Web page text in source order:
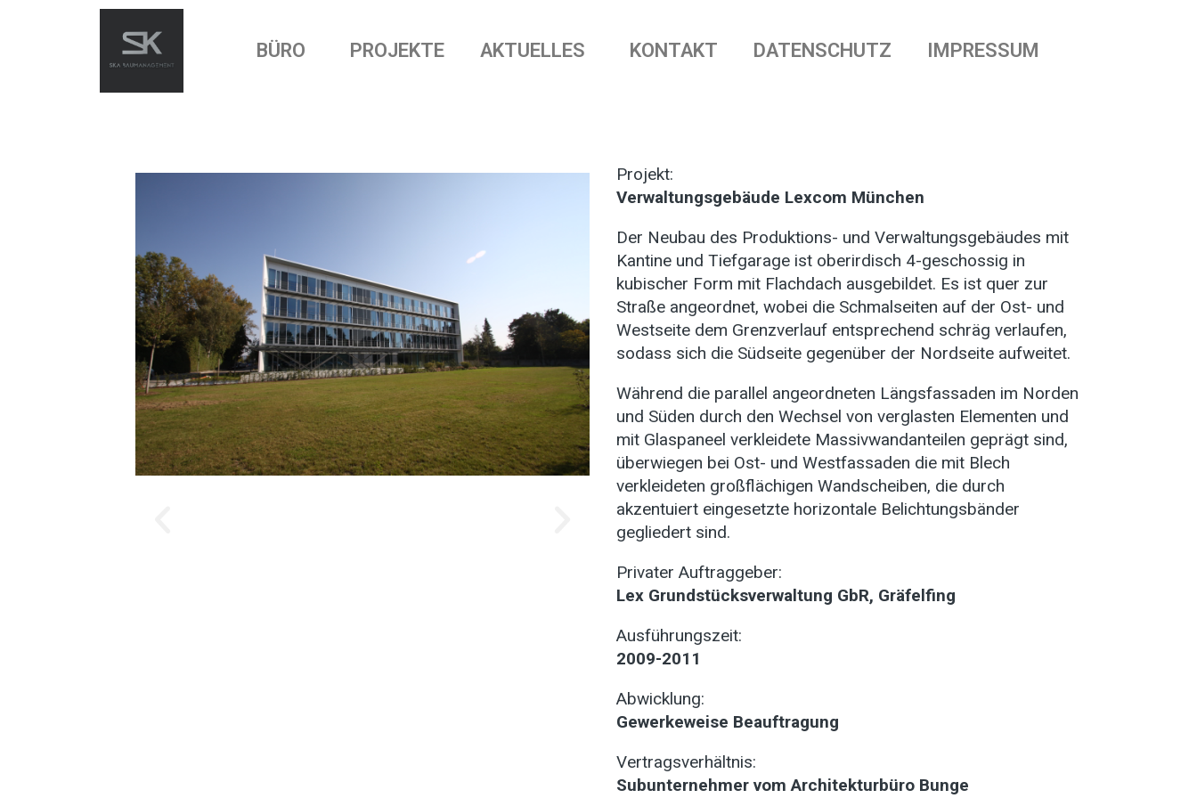
BÜRO PROJEKTE AKTUELLES KONTAKT DATENSCHUTZ IMPRESSUM
Projekt:
Verwaltungsgebäude Lexcom München
Der Neubau des Produktions- und Verwaltungsgebäudes mit
Kantine und Tiefgarage ist oberirdisch 4-geschossig in
kubischer Form mit Flachdach ausgebildet. Es ist quer zur
Straße angeordnet, wobei die Schmalseiten auf der Ost- und
Westseite dem Grenzverlauf entsprechend schräg verlaufen,
sodass sich die Südseite gegenüber der Nordseite aufweitet.
Während die parallel angeordneten Längsfassaden im Norden
und Süden durch den Wechsel von verglasten Elementen und
mit Glaspaneel verkleidete Massivwandanteilen geprägt sind,
überwiegen bei Ost- und Westfassaden die mit Blech
verkleideten großflächigen Wandscheiben, die durch
akzentuiert eingesetzte horizontale Belichtungsbänder
gegliedert sind.
Privater Auftraggeber:
Lex Grundstücksverwaltung GbR, Gräfelfing
Ausführungszeit:
2009-2011
Abwicklung:
Gewerkeweise Beauftragung
Vertragsverhältnis:
Subunternehmer vom Architekturbüro Bunge